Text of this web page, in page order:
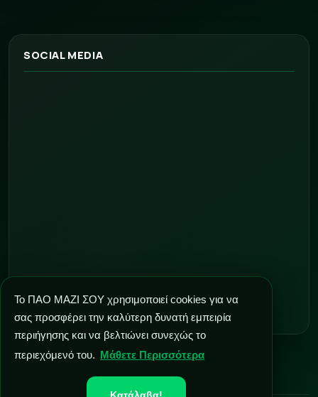
Το ΠΑΟ ΜΑΖΙ ΣΟΥ χρησιμοποιεί cookies για να
σας προσφέρει την καλύτερη δυνατή εμπειρία
περιήγησης και να βελτιώνει συνεχώς το
περιεχόμενό του. Μάθετε Περισσότερα
SOCIAL MEDIA